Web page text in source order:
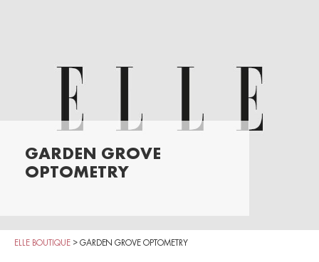
GARDEN GROVE
OPTOMETRY
ELLE BOUTIQUE > GARDEN GROVE OPTOMETRY